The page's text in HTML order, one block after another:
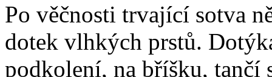
Po věčnosti trvající sotva
dotek vlhkých prstů.
podkolení, na bříšku, tančí